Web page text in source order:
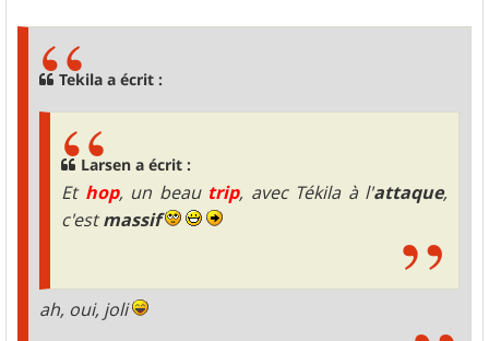
Tekila a écrit :
Larsen a écrit :
Et hop, un beau trip, avec Tékila à l'attaque,
c'estmassif
ah, oui, joli